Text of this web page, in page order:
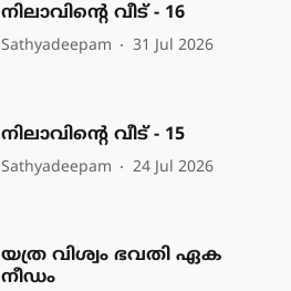
നിലാവിന്റെ വീട് - 16
Sathyadeepam 31 Jul 2026
നിലാവിന്റെ വീട് - 15
Sathyadeepam 24 Jul 2026
യത്ര വിശ്വം ഭവതി ഏക
നീഡം